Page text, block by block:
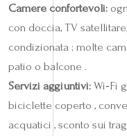
Camere confortevoli:
con doccia, TV
condizionata ; molte
patio o balcone .
Servizi aggiuntivi: Wi‑Fi
biciclette coperto ,
acquatici , sconto sui